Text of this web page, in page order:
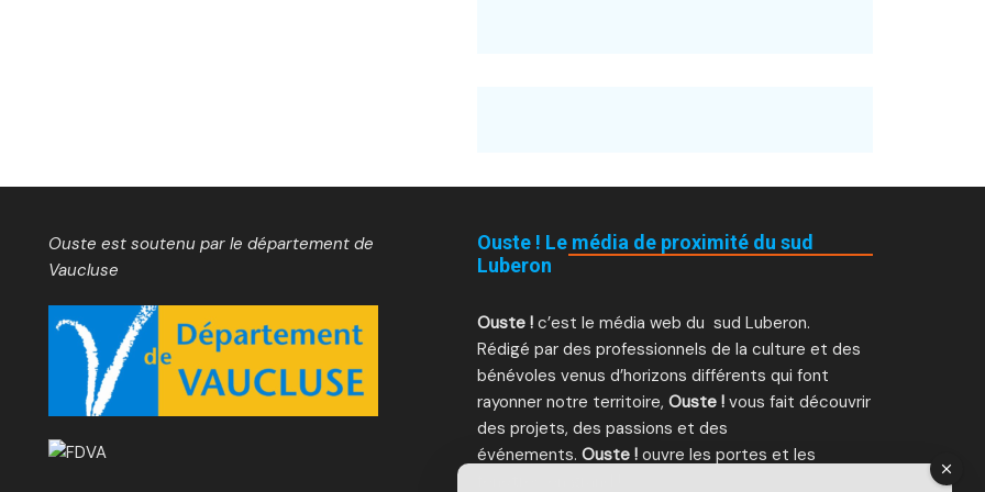
Ouste est soutenu par le département de
Vaucluse
Ouste ! Le média de proximité du sud
Luberon
Ouste ! c’est le média web du sud Luberon.
Rédigé par des professionnels de la culture et des
bénévoles venus d’horizons différents qui font
rayonner notre territoire, Ouste ! vous fait découvrir
des projets, des passions et des
événements. Ouste ! ouvre les portes et les